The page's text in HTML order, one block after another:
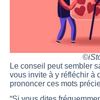
Le conseil peut sembler
vous invite à y réfléchir à
prononcer ces mots